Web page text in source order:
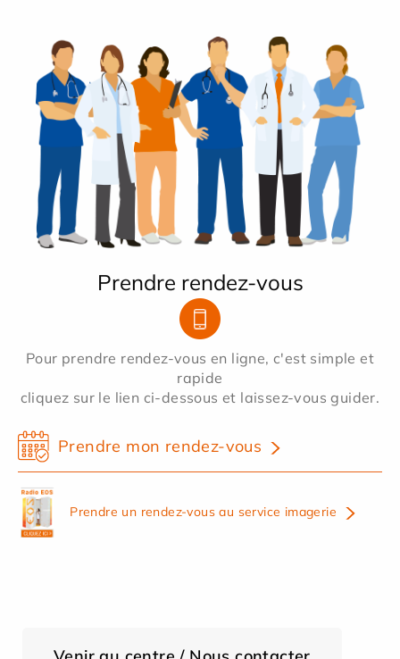
Prendre rendez-vous
Pour prendre rendez-vous en ligne, c'est simple et
rapide
cliquez sur le lien ci-dessous et laissez-vous guider.
Prendre mon rendez-vous
Prendre un rendez-vous au service imagerie